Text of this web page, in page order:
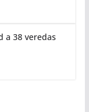
a 38 veredas